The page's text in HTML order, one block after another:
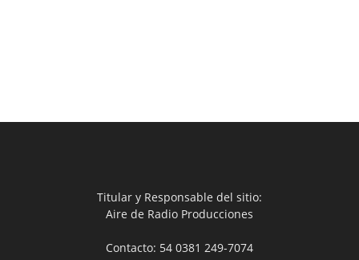
Titular y Responsable del sitio:
Aire de Radio Producciones
Contacto: 54 0381 249-7074